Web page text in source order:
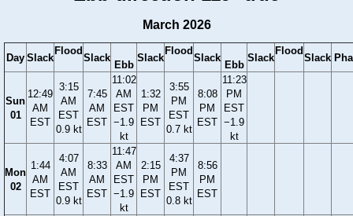
March 2026
Day Slack
Flood
Slack
Ebb
Slack
Flood
Slack
Ebb
Slack
Flood
Slack
Sun
01
12:49
AM
EST
3:15
AM
EST
0.9 kt
7:45
AM
EST
11:02
AM
EST
−1.9
kt
1:32
PM
EST
3:55
PM
EST
0.7 kt
8:08
PM
EST
11:23
PM
EST
−1.9
kt
Mon
02
1:44
AM
EST
4:07
AM
EST
0.9 kt
8:33
AM
EST
11:47
AM
EST
−1.9
kt
2:15
PM
EST
4:37
PM
EST
0.8 kt
8:56
PM
EST